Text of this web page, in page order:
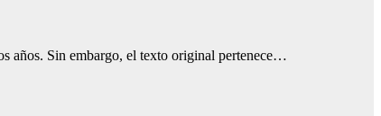
años. Sin embargo, el texto original pertenece…